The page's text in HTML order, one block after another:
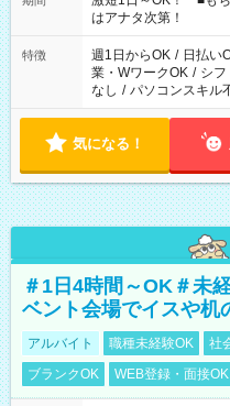
はアナタ次第！
特徴 週1日からOK / 日払い
業・WワークOK / シフ
なし / パソコンスキル
気になる！
＃1日4時間～OK＃未
ベント会場でイスや机
アルバイト 職種未経験OK 社
ブランクOK
WEB登録・面接OK